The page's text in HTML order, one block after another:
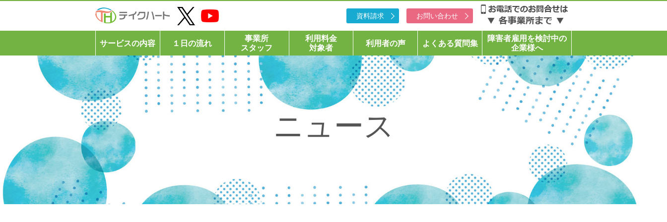
資料請求 お問い合わせ
サービスの内容 １日の流れ
事業所
スタッフ
利用料金
対象者
利用者の声 よくある質問集
障害者雇用を検討中の
企業様へ
ニュース